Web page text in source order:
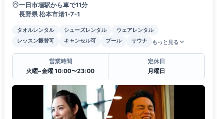
一日市場駅から車で11分
長野県 松本市渚1-7-1
タオルレンタル シューズレンタル
ウェアレンタル
レッスン振替可
キャンセル可 プール サウナ もっと見る
営業時間
火曜~金曜 10:00〜23:00
定休日
月曜日